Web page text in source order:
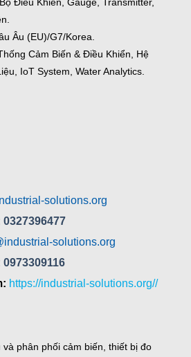
Điều Khiển, Gauge, Transmitter,
Âu (EU)/G7/Korea.
Cảm Biến & Điều Khiển, Hệ
IoT System, Water Analytics.
solutions.org
0327396477
solutions.org
0973309116
https://industrial-solutions.org//
phân phối cảm biến, thiết bị đo